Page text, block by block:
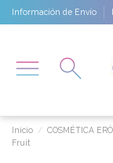
Información de Envío
Inicio COSMÉTICA
Fruit